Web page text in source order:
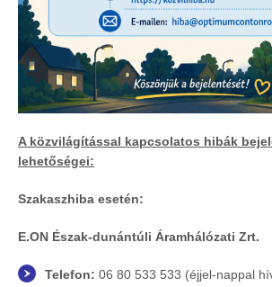
A közvilágítással kapcsolatos hibák
lehetőségei:
Szakaszhiba esetén:
E.ON Észak-dunántúli Áramhálózati Zrt.
Telefon: 06 80 533 533 (éjjel-nappal